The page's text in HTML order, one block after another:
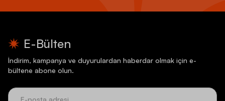
E-Bülten
İndirim, kampanya ve duyurulardan haberdar olmak için e-
bültene abone olun.